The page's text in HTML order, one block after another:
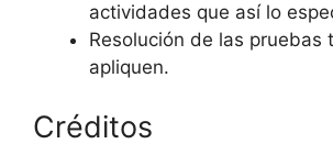
actividades que así lo
Resolución de las pruebas
apliquen.
Créditos